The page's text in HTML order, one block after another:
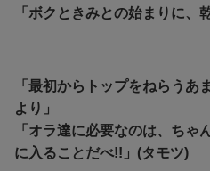
「ボクときみとの始まりに、
「最初からトップをねらうあ
より」
「オラ達に必要なのは、ちゃ
に入ることだべ!!」(タモツ)